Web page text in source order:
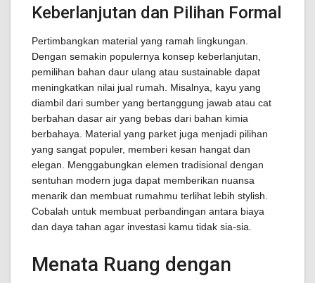
Keberlanjutan dan Pilihan Formal
Pertimbangkan material yang ramah lingkungan.
Dengan semakin populernya konsep keberlanjutan,
pemilihan bahan daur ulang atau sustainable dapat
meningkatkan nilai jual rumah. Misalnya, kayu yang
diambil dari sumber yang bertanggung jawab atau cat
berbahan dasar air yang bebas dari bahan kimia
berbahaya. Material yang parket juga menjadi pilihan
yang sangat populer, memberi kesan hangat dan
elegan. Menggabungkan elemen tradisional dengan
sentuhan modern juga dapat memberikan nuansa
menarik dan membuat rumahmu terlihat lebih stylish.
Cobalah untuk membuat perbandingan antara biaya
dan daya tahan agar investasi kamu tidak sia-sia.
Menata Ruang dengan